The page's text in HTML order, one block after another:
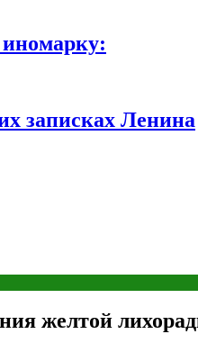
записках Ленина
желтой